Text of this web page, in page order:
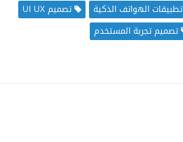
الهواتف الذكية
تصميم UI UX
تصميم تجربة المستخدم